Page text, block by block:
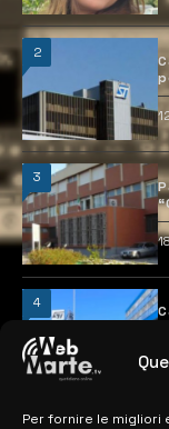
Per fornire le migliori
2
3
4